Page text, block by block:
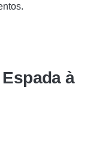
à